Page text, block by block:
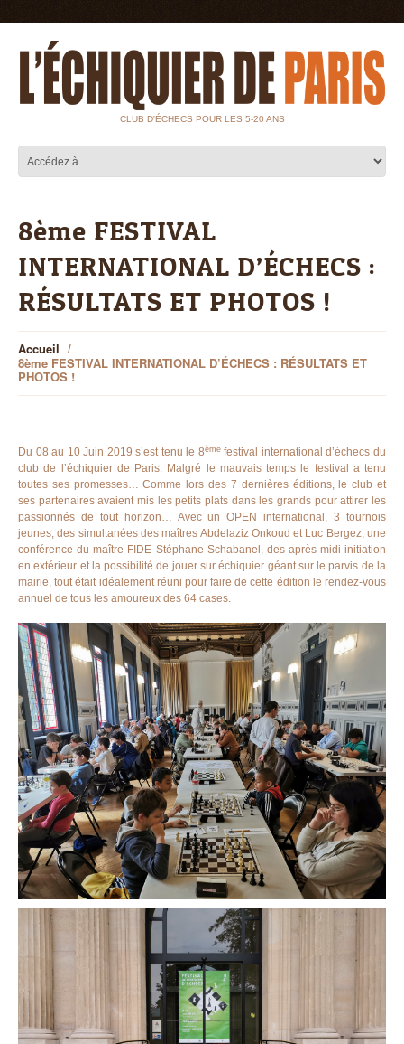
CLUB D'ÉCHECS POUR LES 5-20 ANS
8ème FESTIVAL
INTERNATIONAL D’ÉCHECS :
RÉSULTATS ET PHOTOS !
Accueil
8ème FESTIVAL INTERNATIONAL D’ÉCHECS : RÉSULTATS ET
PHOTOS !
Du 08 au 10 Juin 2019 s’est tenu le 8èmefestival international d’échecs du
club de l’échiquier de Paris. Malgré le mauvais temps le festival a tenu
toutes ses promesses… Comme lors des 7 dernières éditions, le club et
ses partenaires avaient mis les petits plats dans les grands pour attirer les
passionnés de tout horizon… Avec un OPEN international, 3 tournois
jeunes, des simultanées des maîtres Abdelaziz Onkoud et Luc Bergez, une
conférence du maître FIDE Stéphane Schabanel, des après-midi initiation
en extérieur et la possibilité de jouer sur échiquier géant sur le parvis de la
mairie, tout était idéalement réuni pour faire de cette édition le rendez-vous
annuel de tous les amoureux des 64 cases.